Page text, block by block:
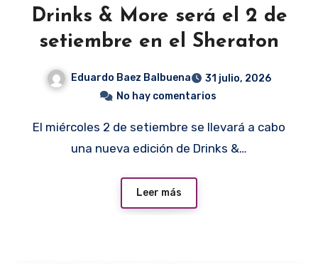
Drinks & More será el 2 de
setiembre en el Sheraton
Eduardo Baez Balbuena
31 julio, 2026
No hay comentarios
El miércoles 2 de setiembre se llevará a cabo
una nueva edición de Drinks &…
Leer más